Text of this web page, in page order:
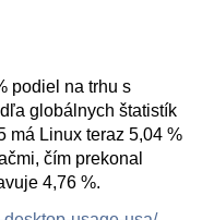
podiel na trhu s
globálnych štatistík
má Linux teraz 5,04 %
čím prekonal
4,76 %.